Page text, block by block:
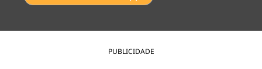
PUBLICIDADE